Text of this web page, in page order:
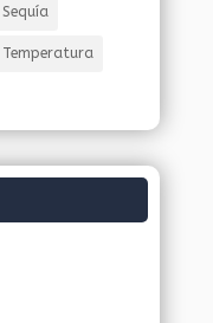
Sequía
Temperatura